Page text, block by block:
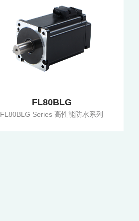
FL80BLG
FL80BLG Series 高性能防水系列